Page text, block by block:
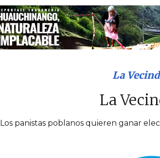
La
La
Los panistas poblanos quieren ganar